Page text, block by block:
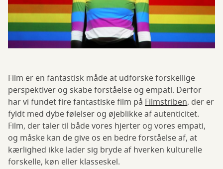
Film er en fantastisk måde at udforske forskellige
perspektiver og skabe forståelse og empati. Derfor
har vi fundet fire fantastiske film på Filmstriben, der er
fyldt med dybe følelser og øjeblikke af autenticitet.
Film, der taler til både vores hjerter og vores empati,
og måske kan de give os en bedre forståelse af, at
kærlighed ikke lader sig bryde af hverken kulturelle
forskelle, køn eller klasseskel.